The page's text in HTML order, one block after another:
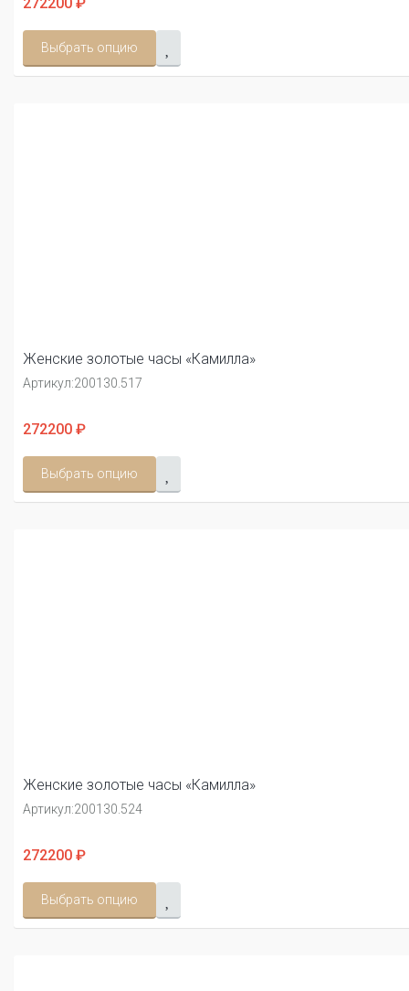
Выбрать опцию
Женские золотые часы «Камилла»
Артикул:200130.517
272200 ₽
Выбрать опцию
Женские золотые часы «Камилла»
Артикул:200130.524
272200 ₽
Выбрать опцию